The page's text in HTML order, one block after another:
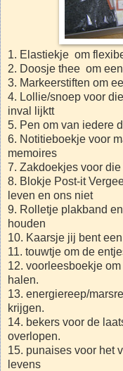
1. Elastiekje om
2. Doosje thee om
3. Markeerstiften om
4. Lollie/snoep voor
inval lijktt
5. Pen om van iedere
6. Notitieboekje voor
memoires
7. Zakdoekjes voor
8. Blokje Post-it
leven en ons niet
9. Rolletje plakband
houden
10. Kaarsje jij bent
11. touwtje om de
12. voorleesboekje
halen.
13. energiereep/
krijgen.
14. bekers voor de
overlopen.
15. punaises voor het
levens